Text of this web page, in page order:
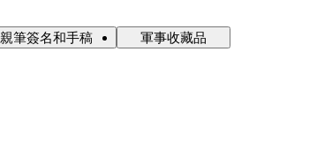
親筆簽名和手稿 軍事收藏品